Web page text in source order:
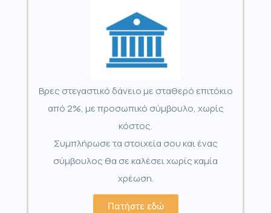
Βρες στεγαστικό δάνειο με σταθερό επιτόκιο
από 2%, με προσωπικό σύμβουλο, χωρίς
κόστος.
Συμπλήρωσε τα στοιχεία σου και ένας
σύμβουλος θα σε καλέσει χωρίς καμία
χρέωση.
Πατήστε εδώ